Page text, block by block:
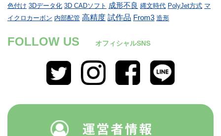
色付け 3Dデータ化 3D CADソフト 成形不良 縄文時代 PolyJet方式 マ
イクロカーボン 内部配管 高精度 試作品 From3 造形
FOLLOW US オフィシャルSNS